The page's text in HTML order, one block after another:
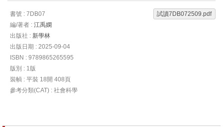
書號 : 7DB07
編/著者 : 江禹嫻
出版社 : 新學林
出版日期 : 2025-09-04
ISBN : 9789865265595
版別 : 1版
裝幀 : 平裝 18開 408頁
參考分類(CAT) : 社會科學
試讀7DB072509.pdf